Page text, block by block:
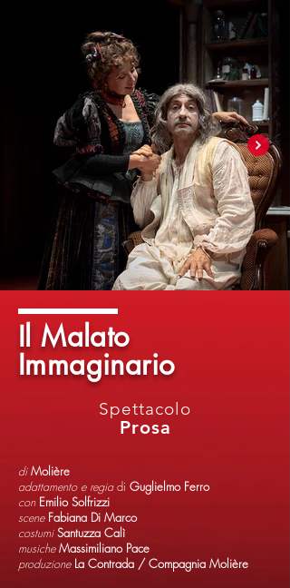
Il Malato
Immaginario
Prosa
Spettacolo
diMolière
adattamento e regiadi Guglielmo Ferro
con Emilio Solfrizzi
scene Fabiana Di Marco
costumi Santuzza Calì
musiche Massimiliano Pace
produzione La Contrada / Compagnia Molière